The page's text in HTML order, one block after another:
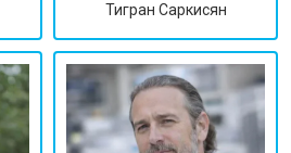
Тигран Саркисян